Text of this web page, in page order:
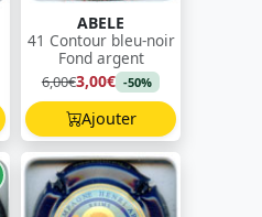
ABELE
41 Contour bleu-noir
Fond argent
6,00€3,00€ -50%
Ajouter